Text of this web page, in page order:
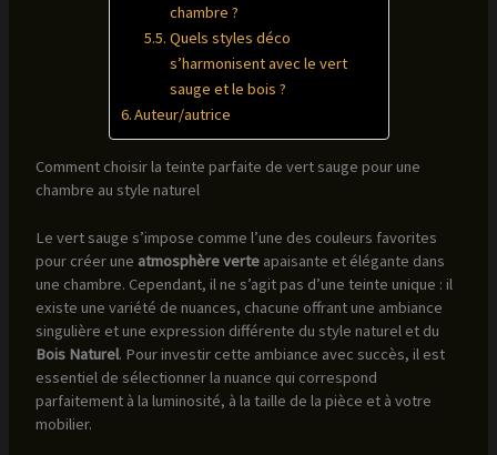
chambre ?
Quels styles déco
s’harmonisent avec le vert
sauge et le bois ?
Auteur/autrice
Comment choisir la teinte parfaite de vert sauge pour une
chambre au style naturel
Le vert sauge s’impose comme l’une des couleurs favorites
pour créer une atmosphère verteapaisante et élégante dans
une chambre. Cependant, il ne s’agit pas d’une teinte unique : il
existe une variété de nuances, chacune offrant une ambiance
singulière et une expression différente du style naturel et du
Bois Naturel. Pour investir cette ambiance avec succès, il est
essentiel de sélectionner la nuance qui correspond
parfaitement à la luminosité, à la taille de la pièce et à votre
mobilier.